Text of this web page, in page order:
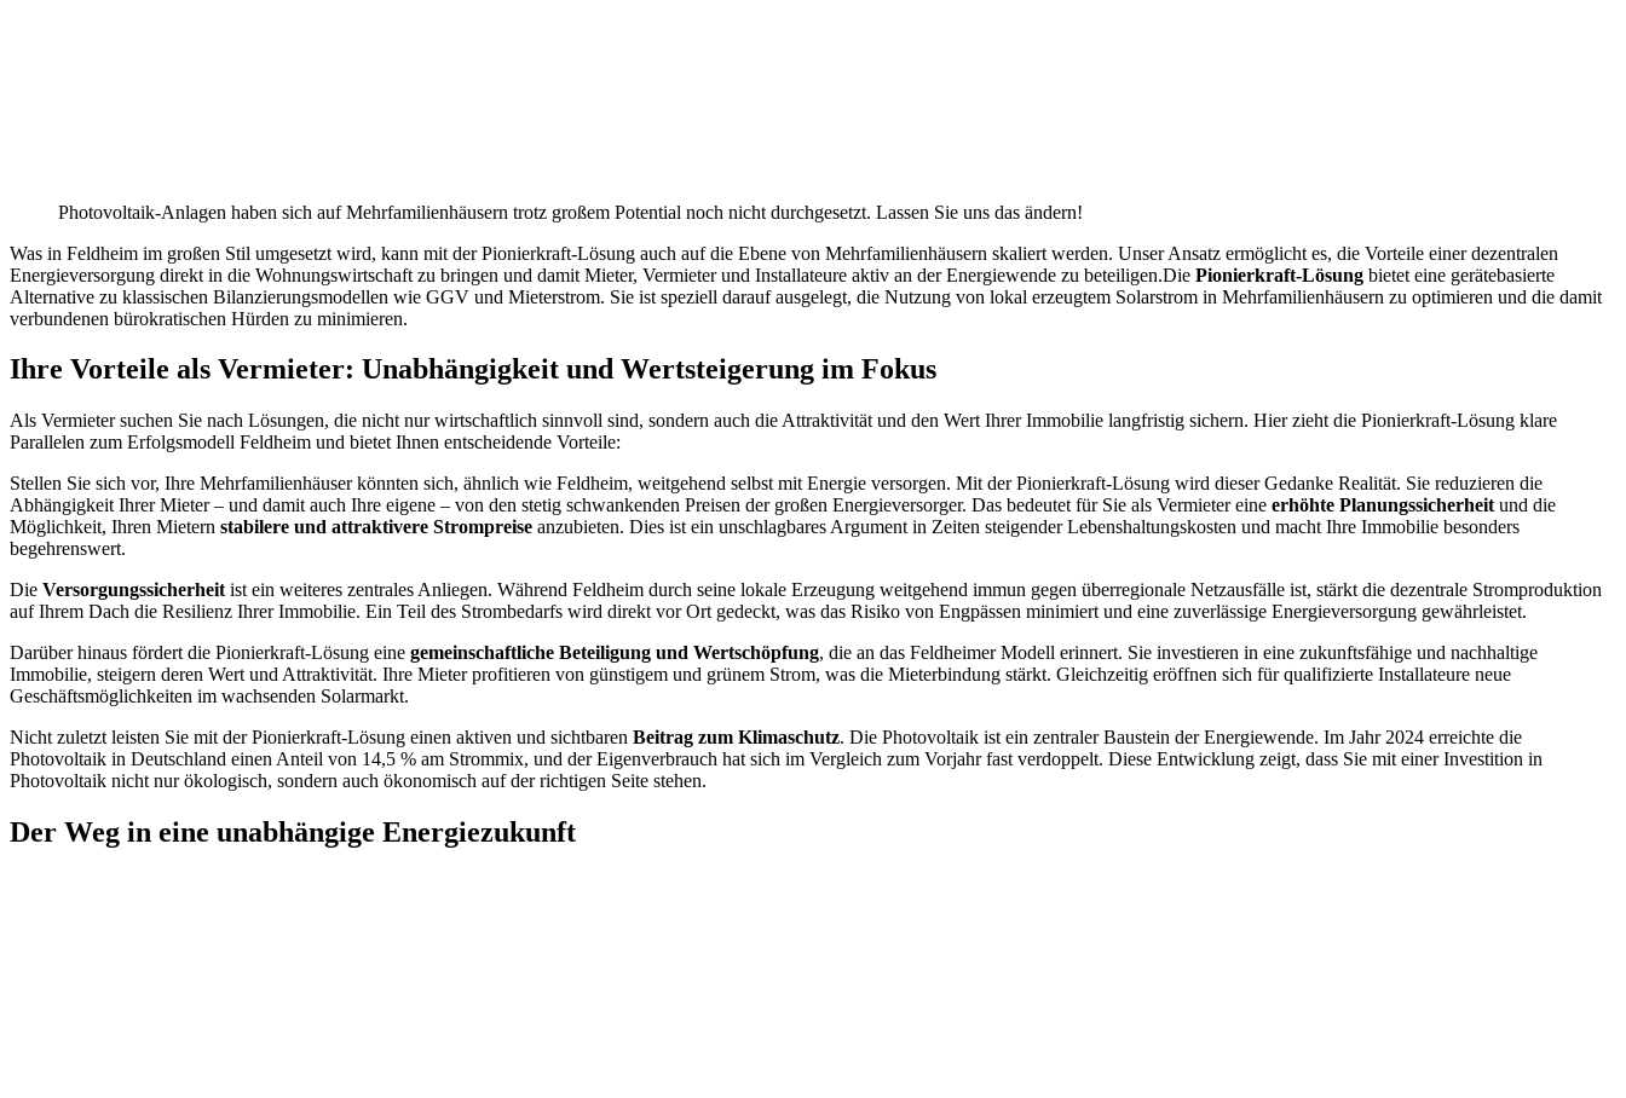
Photovoltaik-Anlagen haben sich auf Mehrfamilienhäusern trotz großem Potential noch nicht durchgesetzt. Lassen Sie uns das ändern!
Was in Feldheim im großen Stil umgesetzt wird, kann mit der Pionierkraft-Lösung auch auf die Ebene von Mehrfamilienhäusern skaliert werden. Unser Ansatz ermöglicht es, die Vorteile einer dezentralen
Energieversorgung direkt in die Wohnungswirtschaft zu bringen und damit Mieter, Vermieter und Installateure aktiv an der Energiewende zu beteiligen.Die Pionierkraft-Lösung bietet eine gerätebasierte
Alternative zu klassischen Bilanzierungsmodellen wie GGV und Mieterstrom. Sie ist speziell darauf ausgelegt, die Nutzung von lokal erzeugtem Solarstrom in Mehrfamilienhäusern zu optimieren und die damit
verbundenen bürokratischen Hürden zu minimieren.
Ihre Vorteile als Vermieter: Unabhängigkeit und Wertsteigerung im Fokus
Als Vermieter suchen Sie nach Lösungen, die nicht nur wirtschaftlich sinnvoll sind, sondern auch die Attraktivität und den Wert Ihrer Immobilie langfristig sichern. Hier zieht die Pionierkraft-Lösung klare
Parallelen zum Erfolgsmodell Feldheim und bietet Ihnen entscheidende Vorteile:
Stellen Sie sich vor, Ihre Mehrfamilienhäuser könnten sich, ähnlich wie Feldheim, weitgehend selbst mit Energie versorgen. Mit der Pionierkraft-Lösung wird dieser Gedanke Realität. Sie reduzieren die
Abhängigkeit Ihrer Mieter – und damit auch Ihre eigene – von den stetig schwankenden Preisen der großen Energieversorger. Das bedeutet für Sie als Vermieter eine erhöhte Planungssicherheit und die
Möglichkeit, Ihren Mietern stabilere und attraktivere Strompreise anzubieten. Dies ist ein unschlagbares Argument in Zeiten steigender Lebenshaltungskosten und macht Ihre Immobilie besonders
begehrenswert.
Die Versorgungssicherheit ist ein weiteres zentrales Anliegen. Während Feldheim durch seine lokale Erzeugung weitgehend immun gegen überregionale Netzausfälle ist, stärkt die dezentrale Stromproduktion
auf Ihrem Dach die Resilienz Ihrer Immobilie. Ein Teil des Strombedarfs wird direkt vor Ort gedeckt, was das Risiko von Engpässen minimiert und eine zuverlässige Energieversorgung gewährleistet.
Darüber hinaus fördert die Pionierkraft-Lösung eine gemeinschaftliche Beteiligung und Wertschöpfung, die an das Feldheimer Modell erinnert. Sie investieren in eine zukunftsfähige und nachhaltige
Immobilie, steigern deren Wert und Attraktivität. Ihre Mieter profitieren von günstigem und grünem Strom, was die Mieterbindung stärkt. Gleichzeitig eröffnen sich für qualifizierte Installateure neue
Geschäftsmöglichkeiten im wachsenden Solarmarkt.
Nicht zuletzt leisten Sie mit der Pionierkraft-Lösung einen aktiven und sichtbaren Beitrag zum Klimaschutz. Die Photovoltaik ist ein zentraler Baustein der Energiewende. Im Jahr 2024 erreichte die
Photovoltaik in Deutschland einen Anteil von 14,5 % am Strommix, und der Eigenverbrauch hat sich im Vergleich zum Vorjahr fast verdoppelt. Diese Entwicklung zeigt, dass Sie mit einer Investition in
Photovoltaik nicht nur ökologisch, sondern auch ökonomisch auf der richtigen Seite stehen.
Der Weg in eine unabhängige Energiezukunft